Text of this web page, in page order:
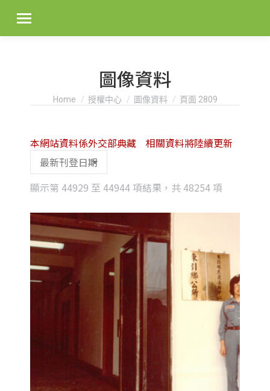
圖像資料
You are here:
Home 授權中心 圖像資料 頁面 2809
顯示第 44929 至 44944 項結果，共 48254 項
latest
本網站資料係外交部典藏 相關資料將陸續更新